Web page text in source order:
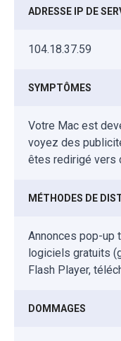
ADRESSE IP DE
104.18.37.59
SYMPTÔMES
Votre Mac est
voyez des
êtes redirigé vers
MÉTHODES DE
Annonces pop-up
logiciels gratuits
Flash Player,
DOMMAGES